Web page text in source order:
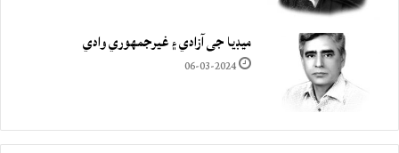
ميڊيا جي آزادي ۽ غيرجمھوري وادي
06-03-2024